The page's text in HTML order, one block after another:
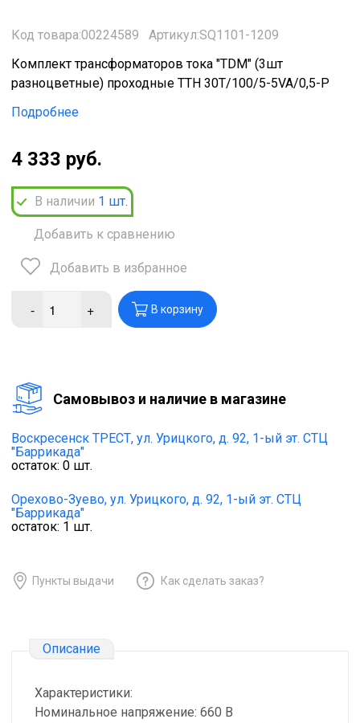
Код товара:00224589
Артикул:SQ1101-1209
Комплект трансформаторов тока "TDM" (3шт
разноцветные) проходные ТТН 30T/100/5-5VA/0,5-Р
Подробнее
4 333 руб.
В наличии 1 шт.
Добавить к сравнению
Добавить в избранное
- + В корзину
Cамовывоз и наличие в магазине
Воскресенск ТРЕСТ, ул. Урицкого, д. 92, 1-ый эт. СТЦ
"Баррикада"
остаток: 0 шт.
Орехово-Зуево, ул. Урицкого, д. 92, 1-ый эт. СТЦ
"Баррикада"
остаток: 1 шт.
Пункты выдачи Как сделать заказ?
Описание
Характеристики:
Номинальное напряжение: 660 В